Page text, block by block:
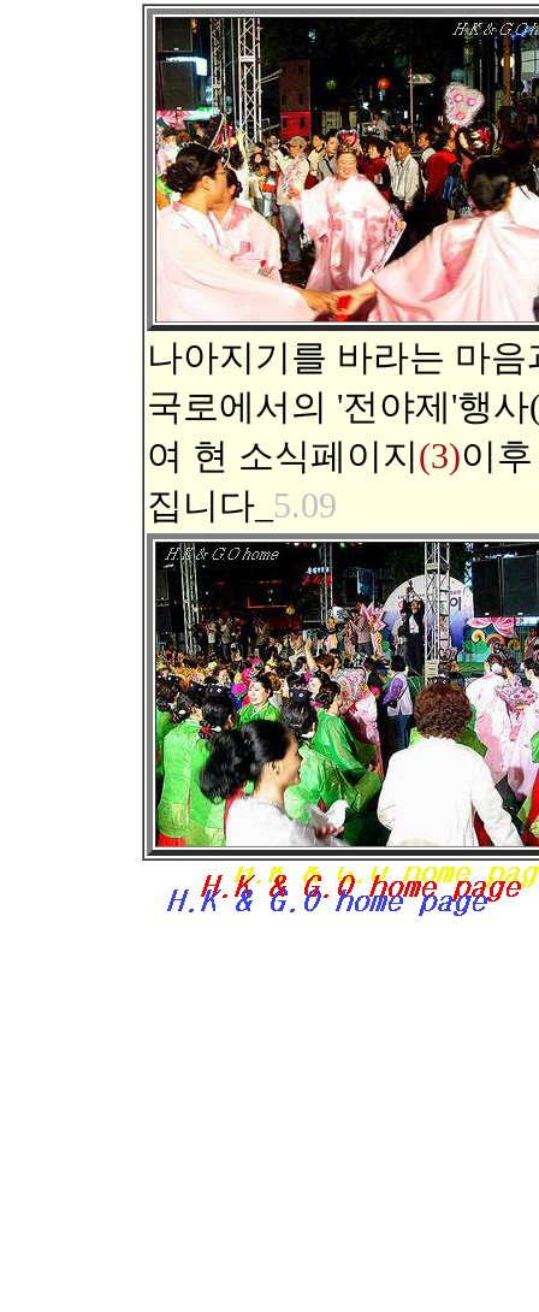
나아지기를 바라는 마
국로에서의 '전야제'행
여 현 소식페이지 (3)이
집니다_ 5.09